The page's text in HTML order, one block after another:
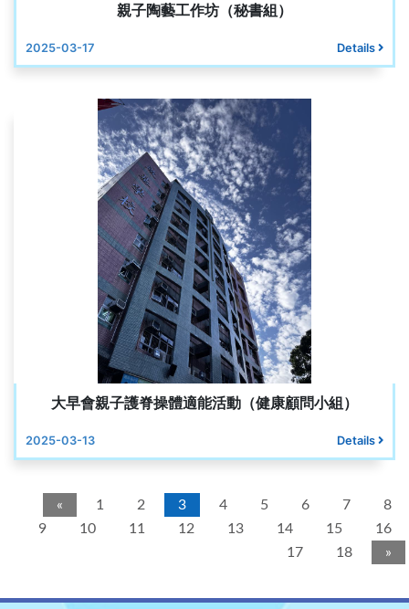
親子陶藝工作坊（秘書組）
2025-03-17 Details
大早會親子護脊操體適能活動（健康顧問小組）
2025-03-13 Details
« 1 2 3 4 5 6 7
8
9
10 11 12 13 14 15
16
17
18 »